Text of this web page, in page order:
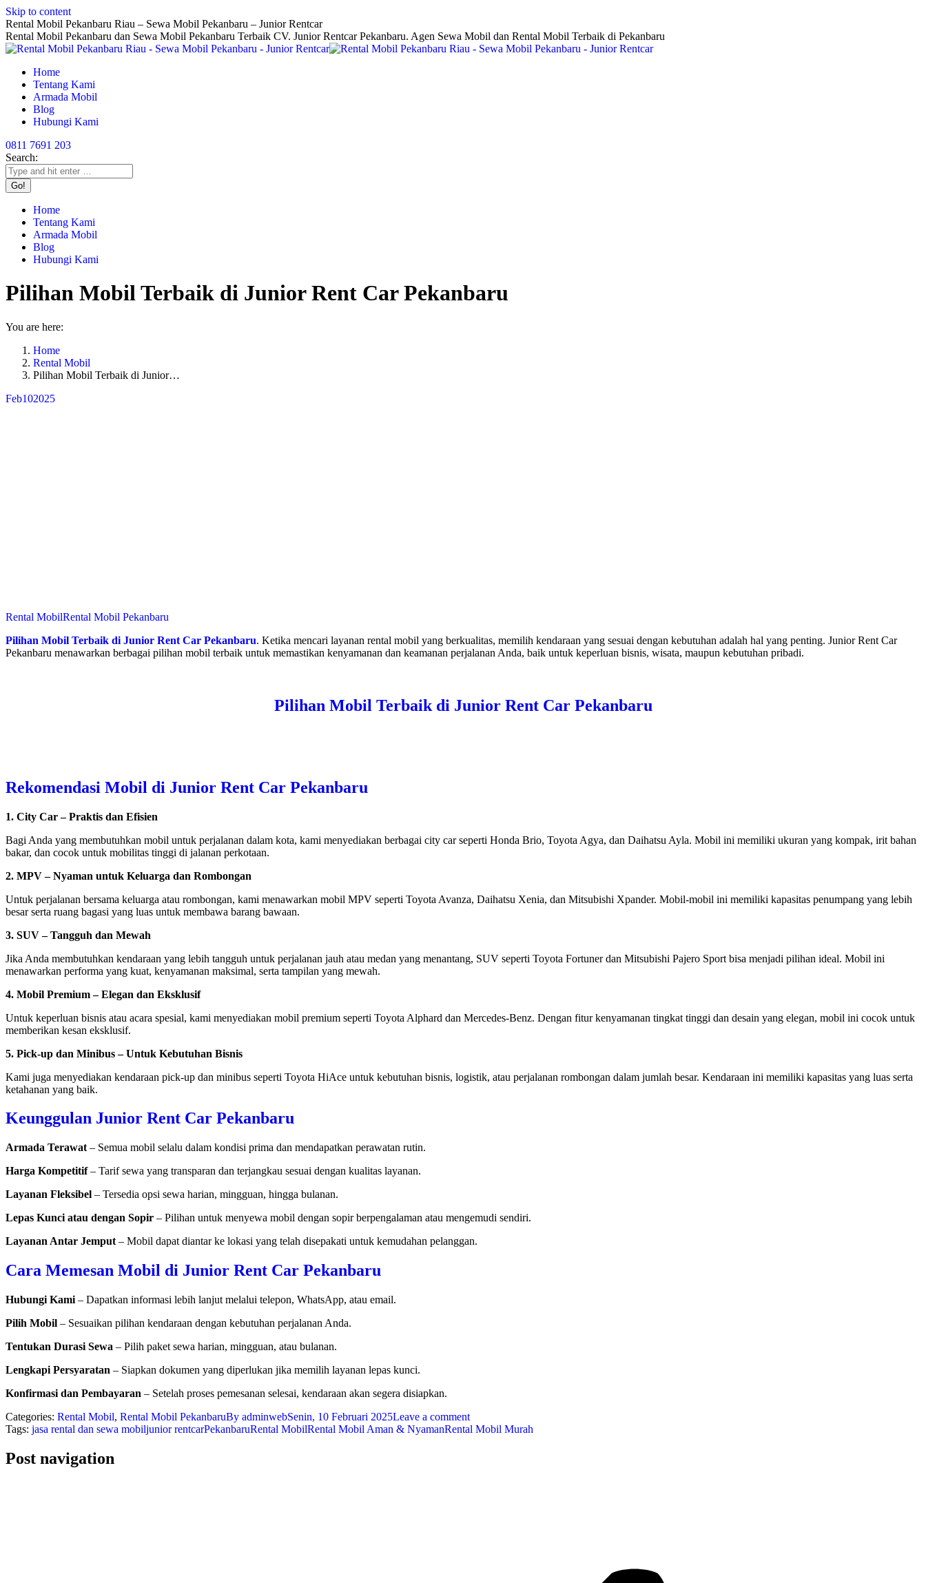
Skip to content
Rental Mobil Pekanbaru Riau – Sewa Mobil Pekanbaru – Junior Rentcar
Rental Mobil Pekanbaru dan Sewa Mobil Pekanbaru Terbaik CV. Junior Rentcar Pekanbaru. Agen Sewa Mobil dan Rental Mobil Terbaik di Pekanbaru
Home
Tentang Kami
Armada Mobil
Blog
Hubungi Kami
0811 7691 203
Search:
Home
Tentang Kami
Armada Mobil
Blog
Hubungi Kami
Pilihan Mobil Terbaik di Junior Rent Car Pekanbaru
You are here:
Home
Rental Mobil
Pilihan Mobil Terbaik di Junior…
Feb102025
Rental MobilRental Mobil Pekanbaru
Pilihan Mobil Terbaik di Junior Rent Car Pekanbaru. Ketika mencari layanan rental mobil yang berkualitas, memilih kendaraan yang sesuai dengan kebutuhan adalah hal yang penting. Junior Rent Car
Pekanbaru menawarkan berbagai pilihan mobil terbaik untuk memastikan kenyamanan dan keamanan perjalanan Anda, baik untuk keperluan bisnis, wisata, maupun kebutuhan pribadi.
Pilihan Mobil Terbaik di Junior Rent Car Pekanbaru
Rekomendasi Mobil di Junior Rent Car Pekanbaru
1. City Car – Praktis dan Efisien
Bagi Anda yang membutuhkan mobil untuk perjalanan dalam kota, kami menyediakan berbagai city car seperti Honda Brio, Toyota Agya, dan Daihatsu Ayla. Mobil ini memiliki ukuran yang kompak, irit bahan
bakar, dan cocok untuk mobilitas tinggi di jalanan perkotaan.
2. MPV – Nyaman untuk Keluarga dan Rombongan
Untuk perjalanan bersama keluarga atau rombongan, kami menawarkan mobil MPV seperti Toyota Avanza, Daihatsu Xenia, dan Mitsubishi Xpander. Mobil-mobil ini memiliki kapasitas penumpang yang lebih
besar serta ruang bagasi yang luas untuk membawa barang bawaan.
3. SUV – Tangguh dan Mewah
Jika Anda membutuhkan kendaraan yang lebih tangguh untuk perjalanan jauh atau medan yang menantang, SUV seperti Toyota Fortuner dan Mitsubishi Pajero Sport bisa menjadi pilihan ideal. Mobil ini
menawarkan performa yang kuat, kenyamanan maksimal, serta tampilan yang mewah.
4. Mobil Premium – Elegan dan Eksklusif
Untuk keperluan bisnis atau acara spesial, kami menyediakan mobil premium seperti Toyota Alphard dan Mercedes-Benz. Dengan fitur kenyamanan tingkat tinggi dan desain yang elegan, mobil ini cocok untuk
memberikan kesan eksklusif.
5. Pick-up dan Minibus – Untuk Kebutuhan Bisnis
Kami juga menyediakan kendaraan pick-up dan minibus seperti Toyota HiAce untuk kebutuhan bisnis, logistik, atau perjalanan rombongan dalam jumlah besar. Kendaraan ini memiliki kapasitas yang luas serta
ketahanan yang baik.
Keunggulan Junior Rent Car Pekanbaru
Armada Terawat – Semua mobil selalu dalam kondisi prima dan mendapatkan perawatan rutin.
Harga Kompetitif– Tarif sewa yang transparan dan terjangkau sesuai dengan kualitas layanan.
Layanan Fleksibel – Tersedia opsi sewa harian, mingguan, hingga bulanan.
Lepas Kunci atau dengan Sopir – Pilihan untuk menyewa mobil dengan sopir berpengalaman atau mengemudi sendiri.
Layanan Antar Jemput – Mobil dapat diantar ke lokasi yang telah disepakati untuk kemudahan pelanggan.
Cara Memesan Mobil di Junior Rent Car Pekanbaru
Hubungi Kami – Dapatkan informasi lebih lanjut melalui telepon, WhatsApp, atau email.
Pilih Mobil – Sesuaikan pilihan kendaraan dengan kebutuhan perjalanan Anda.
Tentukan Durasi Sewa – Pilih paket sewa harian, mingguan, atau bulanan.
Lengkapi Persyaratan – Siapkan dokumen yang diperlukan jika memilih layanan lepas kunci.
Konfirmasi dan Pembayaran – Setelah proses pemesanan selesai, kendaraan akan segera disiapkan.
Categories: Rental Mobil, Rental Mobil PekanbaruBy adminwebSenin, 10 Februari 2025Leave a comment
Tags: jasa rental dan sewa mobiljunior rentcarPekanbaruRental MobilRental Mobil Aman & NyamanRental Mobil Murah
Post navigation